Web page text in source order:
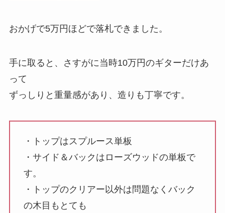
おかげで5万円ほどで落札できました。
手に取ると、さすがに当時10万円のギターだけあ
って
ずっしりと重量感があり、造りも丁寧です。
・トップはスプルース単板
・サイド＆バックはローズウッドの単板で
す。
・トップのクリアー以外は問題なくバック
の木目もとても